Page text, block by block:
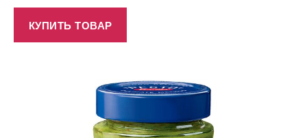
КУПИТЬ ТОВАР